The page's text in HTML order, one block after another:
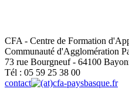
CFA - Centre de Formation
Communauté d'Agglomération
73 rue Bourgneuf - 64100
Tél : 05 59 25 38 00
contact
cfa-paysbasque.fr